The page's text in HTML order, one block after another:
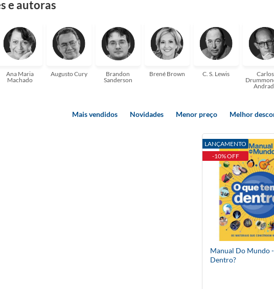
aqui para ajudar a transformar a sua! Tenha certeza, temos o
e autoras
Ana Maria
Machado
Augusto Cury
Brandon
Sanderson
Brené Brown C. S. Lewis
Carlos
Mais vendidos Novidades Menor preço Melhor
LANÇAMENTO
-10% OFF
Manual Do Mundo
Dentro?